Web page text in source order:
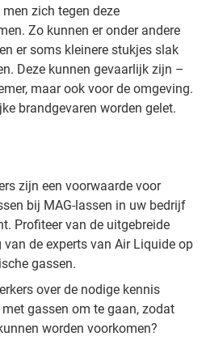
zich tegen deze
Zo kunnen er onder andere
er soms kleinere stukjes slak
Deze kunnen gevaarlijk zijn –
maar ook voor de omgeving.
brandgevaren worden gelet.
zijn een voorwaarde voor
bij MAG-lassen in uw bedrijf
Profiteer van de uitgebreide
de experts van Air Liquide op
gassen.
over de nodige kennis
gassen om te gaan, zodat
worden voorkomen?